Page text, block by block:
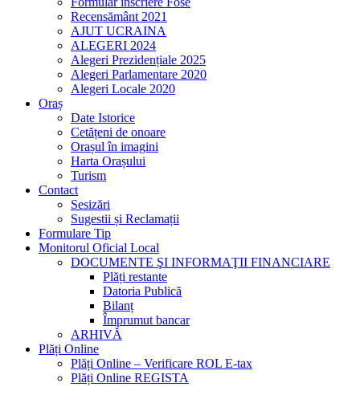
Recensământ 2021
AJUT UCRAINA
ALEGERI 2024
Alegeri Prezidențiale 2025
Alegeri Parlamentare 2020
Alegeri Locale 2020
Oraș
Date Istorice
Cetățeni de onoare
Orașul în imagini
Harta Orașului
Turism
Contact
Sesizări
Sugestii și Reclamații
Formulare Tip
Monitorul Oficial Local
DOCUMENTE ŞI INFORMAŢII FINANCIARE
Plăți restante
Datoria Publică
Bilanț
Împrumut bancar
ARHIVĂ
Plăți Online
Plăți Online – Verificare ROL E-tax
Plăți Online REGISTA